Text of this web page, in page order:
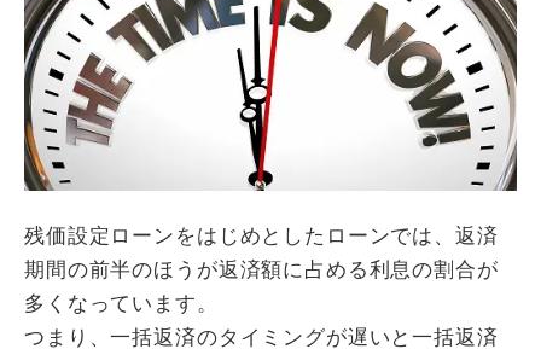
残価設定ローンをはじめとしたローンでは、返済
期間の前半のほうが返済額に占める利息の割合が
多くなっています。
つまり、一括返済のタイミングが遅いと一括返済